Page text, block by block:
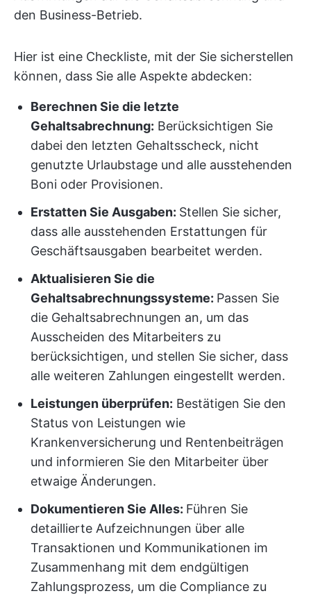
den Business-Betrieb.
Hier ist eine Checkliste, mit der Sie sicherstellen
können, dass Sie alle Aspekte abdecken:
Berechnen Sie die letzte
Gehaltsabrechnung: Berücksichtigen Sie
dabei den letzten Gehaltsscheck, nicht
genutzte Urlaubstage und alle ausstehenden
Boni oder Provisionen.
Erstatten Sie Ausgaben: Stellen Sie sicher,
dass alle ausstehenden Erstattungen für
Geschäftsausgaben bearbeitet werden.
Aktualisieren Sie die
Gehaltsabrechnungssysteme: Passen Sie
die Gehaltsabrechnungen an, um das
Ausscheiden des Mitarbeiters zu
berücksichtigen, und stellen Sie sicher, dass
alle weiteren Zahlungen eingestellt werden.
Leistungen überprüfen: Bestätigen Sie den
Status von Leistungen wie
Krankenversicherung und Rentenbeiträgen
und informieren Sie den Mitarbeiter über
etwaige Änderungen.
Dokumentieren Sie Alles: Führen Sie
detaillierte Aufzeichnungen über alle
Transaktionen und Kommunikationen im
Zusammenhang mit dem endgültigen
Zahlungsprozess, um die Compliance zu